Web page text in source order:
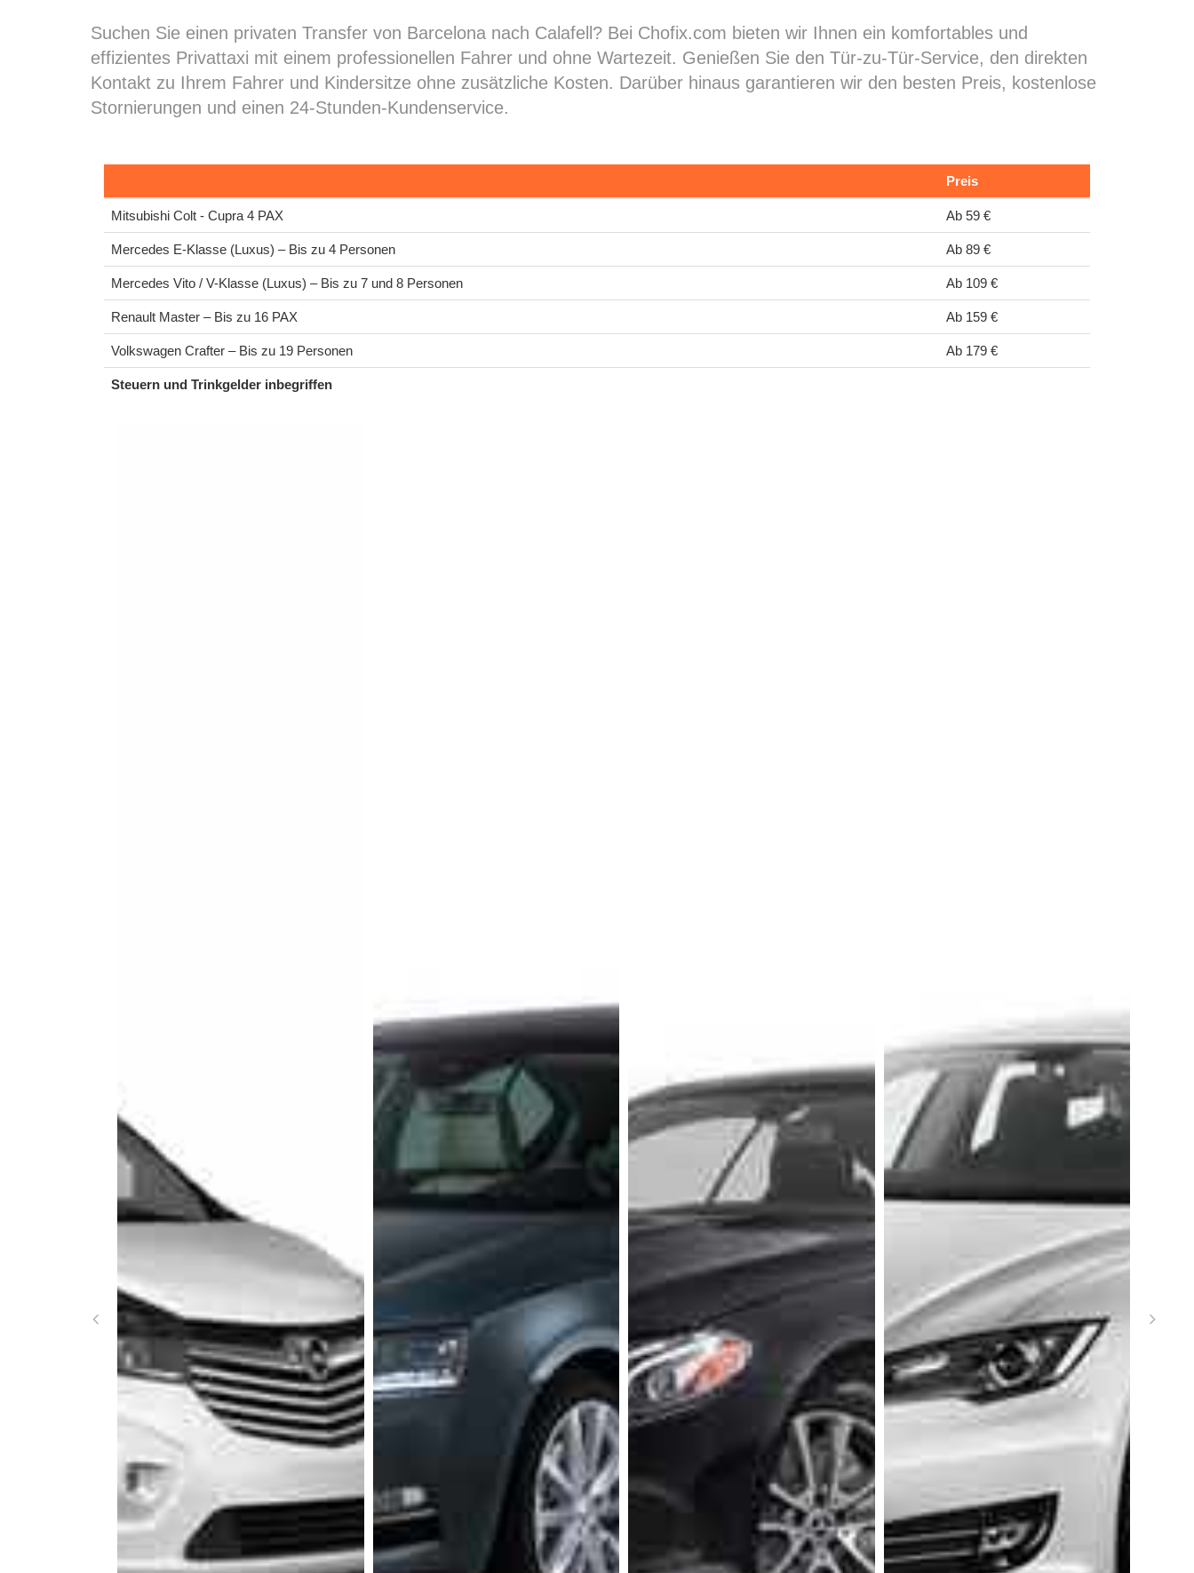
Suchen Sie einen privaten Transfer von Barcelona nach Calafell? Bei Chofix.com bieten wir Ihnen ein komfortables und
effizientes Privattaxi mit einem professionellen Fahrer und ohne Wartezeit. Genießen Sie den Tür-zu-Tür-Service, den direkten
Kontakt zu Ihrem Fahrer und Kindersitze ohne zusätzliche Kosten. Darüber hinaus garantieren wir den besten Preis, kostenlose
Stornierungen und einen 24-Stunden-Kundenservice.
Preis
Mitsubishi Colt - Cupra 4 PAX Ab 59 €
Mercedes E-Klasse (Luxus) – Bis zu 4 Personen Ab 89 €
Mercedes Vito / V-Klasse (Luxus) – Bis zu 7 und 8 Personen Ab 109 €
Renault Master – Bis zu 16 PAX Ab 159 €
Volkswagen Crafter – Bis zu 19 Personen Ab 179 €
Steuern und Trinkgelder inbegriffen